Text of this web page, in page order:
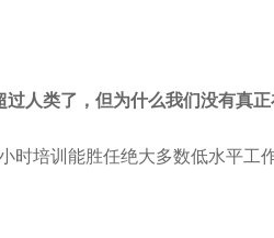
人类了，但为什么我们没有真
培训能胜任绝大多数低水平